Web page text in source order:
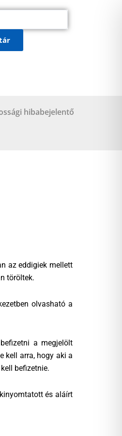
hibabejelentő
az eddigiek mellett
töröltek.
olvasható a
a megjelölt
kell arra, hogy aki a
befizetnie.
és aláírt